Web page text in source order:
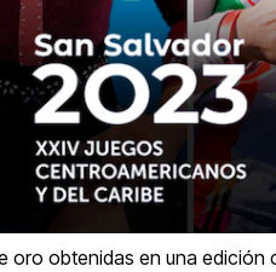
obtenidas en una edición